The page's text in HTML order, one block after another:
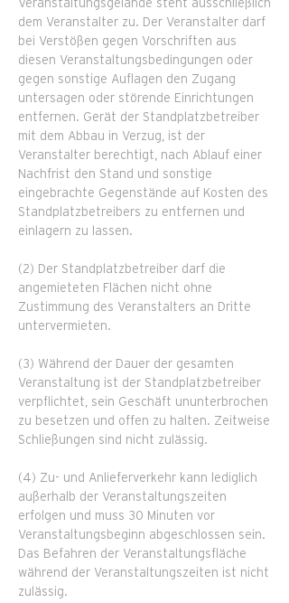
Veranstaltungsgelände steht ausschließlich
dem Veranstalter zu. Der Veranstalter darf
bei Verstößen gegen Vorschriften aus
diesen Veranstaltungsbedingungen oder
gegen sonstige Auflagen den Zugang
untersagen oder störende Einrichtungen
entfernen. Gerät der Standplatzbetreiber
mit dem Abbau in Verzug, ist der
Veranstalter berechtigt, nach Ablauf einer
Nachfrist den Stand und sonstige
eingebrachte Gegenstände auf Kosten des
Standplatzbetreibers zu entfernen und
einlagern zu lassen.
(2) Der Standplatzbetreiber darf die
angemieteten Flächen nicht ohne
Zustimmung des Veranstalters an Dritte
untervermieten.
(3) Während der Dauer der gesamten
Veranstaltung ist der Standplatzbetreiber
verpflichtet, sein Geschäft ununterbrochen
zu besetzen und offen zu halten. Zeitweise
Schließungen sind nicht zulässig.
(4) Zu- und Anlieferverkehr kann lediglich
außerhalb der Veranstaltungszeiten
erfolgen und muss 30 Minuten vor
Veranstaltungsbeginn abgeschlossen sein.
Das Befahren der Veranstaltungsfläche
während der Veranstaltungszeiten ist nicht
zulässig.